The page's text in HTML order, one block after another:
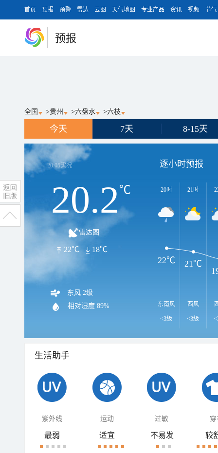
首页 预报 预警 雷达 云图 天气地图 专业产品 资讯 视频 节气
预报
全国 >贵州 >六盘水 >六枝
今天 7天 8-15天
20:05实况
20.2℃
雷达图
22℃ 18℃
东风 2级
相对湿度 89%
逐小时预报
20时
东南风
<3级
21时
西风
<3级
22℃ 21℃
生活助手
紫外线 运动 过敏 穿
最弱 适宜 不易发 较